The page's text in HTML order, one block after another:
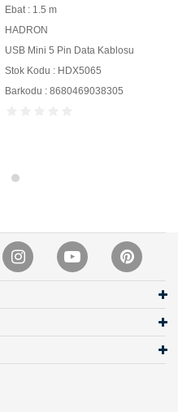
Ebat : 1.5 m
HADRON
USB Mini 5 Pin Data Kablosu
Stok Kodu : HDX5065
Barkodu : 8680469038305